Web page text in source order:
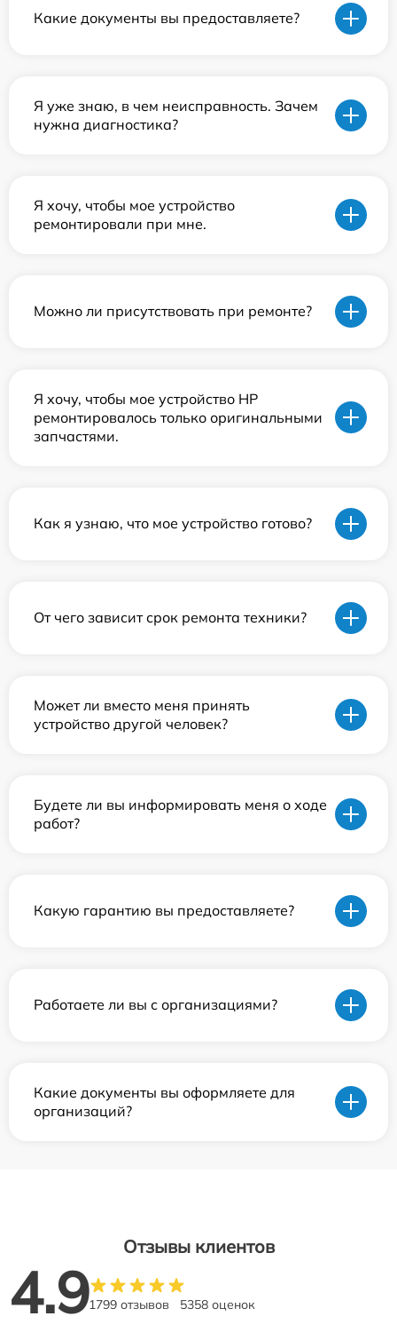
Какие документы вы предоставляете?
Я уже знаю, в чем неисправность. Зачем
нужна диагностика?
Я хочу, чтобы мое устройство
ремонтировали при мне.
Можно ли присутствовать при ремонте?
Я хочу, чтобы мое устройство HP
ремонтировалось только оригинальными
запчастями.
Как я узнаю, что мое устройство готово?
От чего зависит срок ремонта техники?
Может ли вместо меня принять
устройство другой человек?
Будете ли вы информировать меня о ходе
работ?
Какую гарантию вы предоставляете?
Работаете ли вы с организациями?
Какие документы вы оформляете для
организаций?
Отзывы клиентов
4.91799 отзывов 5358 оценок